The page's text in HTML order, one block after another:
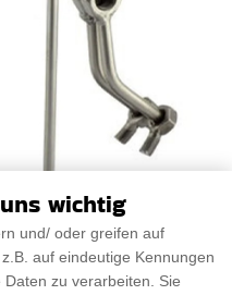
wichtig
und/ oder greifen auf
auf eindeutige Kennungen
zu verarbeiten. Sie